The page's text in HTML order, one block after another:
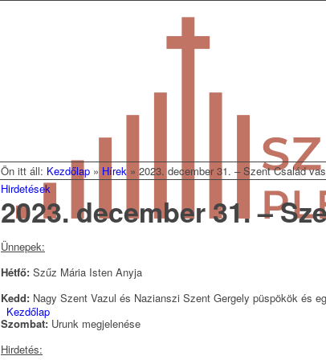
Kezdőlap
Ön itt áll: Kezdőlap » Hírek » 2023. december 31. – Szent Család
Hirdetések
2023. december 31. –
Ünnepek:
Hétfő: Szűz Mária Isten Anyja
Kedd: Nagy Szent Vazul és Nazianszi Szent Gergely püspökök és
Szombat: Urunk megjelenése
Hirdetés: